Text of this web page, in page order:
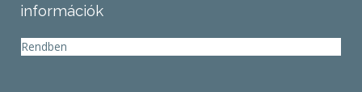
információk
Rendben